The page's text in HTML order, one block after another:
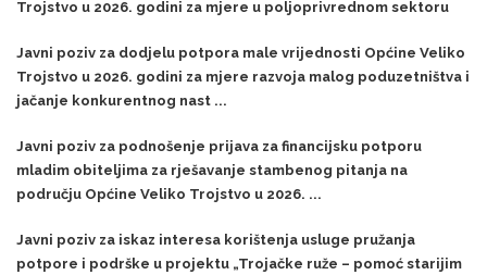
Trojstvo u 2026. godini za mjere u poljoprivrednom sektoru
Javni poziv za dodjelu potpora male vrijednosti Općine Veliko
Trojstvo u 2026. godini za mjere razvoja malog poduzetništva i
jačanje konkurentnog nast ...
Javni poziv za podnošenje prijava za financijsku potporu
mladim obiteljima za rješavanje stambenog pitanja na
području Općine Veliko Trojstvo u 2026. ...
Javni poziv za iskaz interesa korištenja usluge pružanja
potpore i podrške u projektu „Trojačke ruže – pomoć starijim